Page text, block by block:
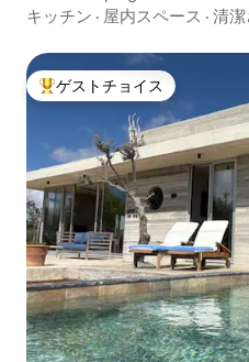
キッチン · 屋内スペース · 清潔
大好評のゲストチョイスです。
ゲストチョイス